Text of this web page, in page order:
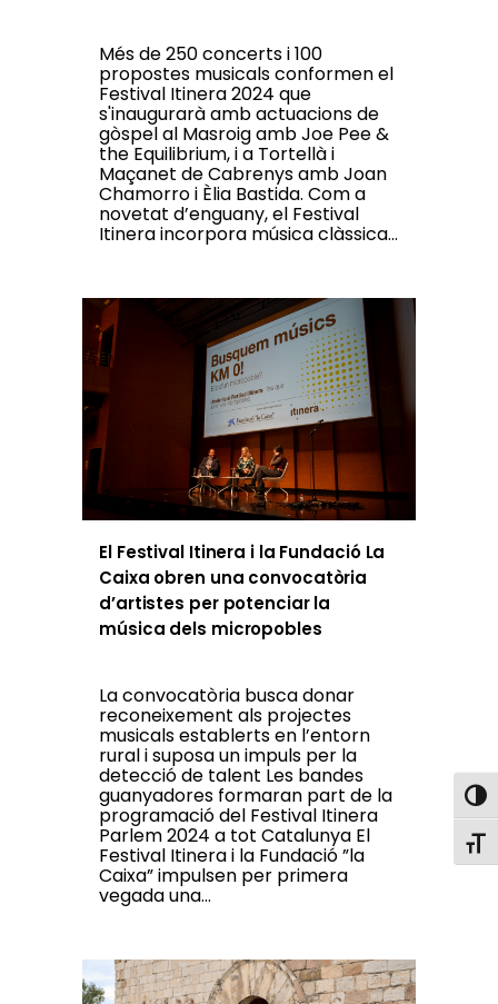
Més de 250 concerts i 100
propostes musicals conformen el
Festival Itinera 2024 que
s'inaugurarà amb actuacions de
gòspel al Masroig amb Joe Pee &
the Equilibrium, i a Tortellà i
Maçanet de Cabrenys amb Joan
Chamorro i Èlia Bastida. Com a
novetat d’enguany, el Festival
Itinera incorpora música clàssica...
El Festival Itinera i la Fundació La
Caixa obren una convocatòria
d’artistes per potenciar la
música dels micropobles
La convocatòria busca donar
reconeixement als projectes
musicals establerts en l’entorn
rural i suposa un impuls per la
detecció de talent Les bandes
guanyadores formaran part de la
programació del Festival Itinera
Parlem 2024 a tot Catalunya El
Festival Itinera i la Fundació ”la
Caixa” impulsen per primera
vegada una...